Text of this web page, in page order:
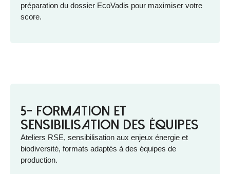
préparation du dossier EcoVadis pour maximiser votre
score.
5- Formation et
sensibilisation des équipes
Ateliers RSE, sensibilisation aux enjeux énergie et
biodiversité, formats adaptés à des équipes de
production.